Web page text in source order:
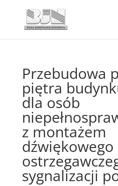
Przebudowa
piętra
dla osób
z montażem
sygnalizacji